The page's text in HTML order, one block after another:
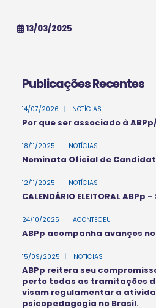
13/03/2025
Publicações Recentes
14/07/2026 | NOTÍCIAS
Por que ser associado à
18/11/2025 | NOTÍCIAS
Nominata Oficial de
12/11/2025 | NOTÍCIAS
CALENDÁRIO ELEITORAL ABPp
24/10/2025 | ACONTECEU
ABPp acompanha avanços no
15/09/2025 | NOTÍCIAS
ABPp reitera seu
perto todas as tramitações
visam regulamentar a
psicopedagogia no Brasil.